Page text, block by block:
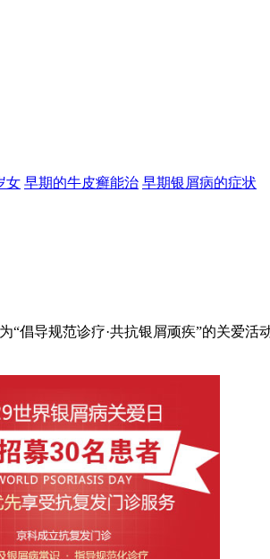
女 早期的牛皮癣能治 早期银屑病的症状
倡导规范诊疗·共抗银屑顽疾”的关爱